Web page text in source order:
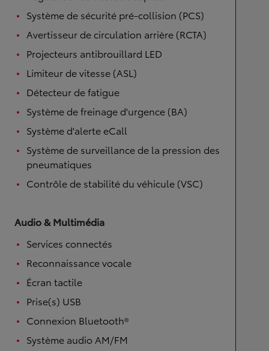
Système de sécurité pré-collision (PCS)
Avertisseur de circulation arrière (RCTA)
Projecteurs antibrouillard LED
Limiteur de vitesse (ASL)
Détecteur de fatigue
Système de freinage d'urgence (BA)
Système d'alerte eCall
Système de surveillance de la pression des
pneumatiques
Contrôle de stabilité du véhicule (VSC)
Audio & Multimédia
Services connectés
Reconnaissance vocale
Écran tactile
Prise(s) USB
Connexion Bluetooth®
Système audio AM/FM